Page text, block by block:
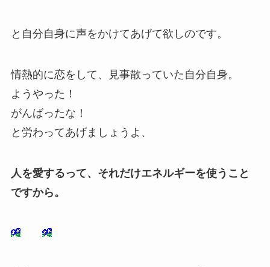
と自分自身に声をかけてあげて欲しのです。
情熱的に恋をして、見事散っていた自分自身。
ようやった！
がんばったな！
と労わってあげましょうよ、
人を愛するって、それだけエネルギーを使うこと
ですから。